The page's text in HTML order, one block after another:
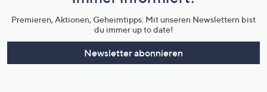
Premieren, Aktionen, Geheimtipps: Mit unseren Newslettern bist
du immer up to date!
Newsletter abonnieren